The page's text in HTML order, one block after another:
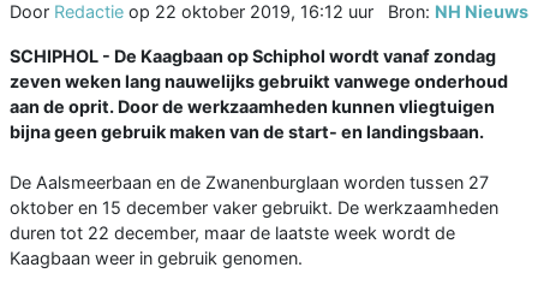
Door Redactie op 22 oktober 2019, 16:12 uur Bron: NH Nieuws
SCHIPHOL - De Kaagbaan op Schiphol wordt vanaf zondag
zeven weken lang nauwelijks gebruikt vanwege onderhoud
aan de oprit. Door de werkzaamheden kunnen vliegtuigen
bijna geen gebruik maken van de start- en landingsbaan.
De Aalsmeerbaan en de Zwanenburglaan worden tussen 27
oktober en 15 december vaker gebruikt. De werkzaamheden
duren tot 22 december, maar de laatste week wordt de
Kaagbaan weer in gebruik genomen.